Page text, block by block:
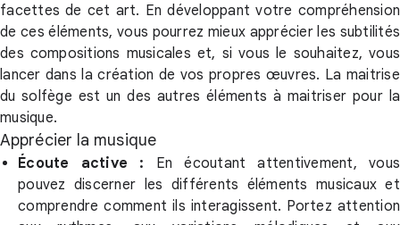
facettes de cet art. En développant votre compréhension
de ces éléments, vous pourrez mieux apprécier les subtilités
des compositions musicales et, si vous le souhaitez, vous
lancer dans la création de vos propres œuvres. La maitrise
du solfège est un des autres éléments à maitriser pour la
musique.
Apprécier la musique
Écoute active : En écoutant attentivement, vous
pouvez discerner les différents éléments musicaux et
comprendre comment ils interagissent. Portez attention